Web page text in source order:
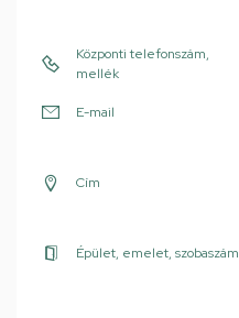
Központi telefonszám,
mellék
E-mail
Cím
Épület, emelet, szobaszám